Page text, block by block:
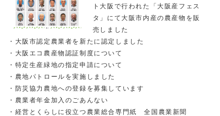
ト大阪で行われた「大阪産フェス
タ」にて大阪市内産の農産物を販
売しました
・大阪市認定農業者を新たに認定しました
・大阪エコ農産物認証制度について
・特定生産緑地の指定申請について
・農地パトロールを実施しました
・防災協力農地への登録を募集しています
・農業者年金加入のごあんない
・経営とくらしに役立つ農業総合専門紙 全国農業新聞